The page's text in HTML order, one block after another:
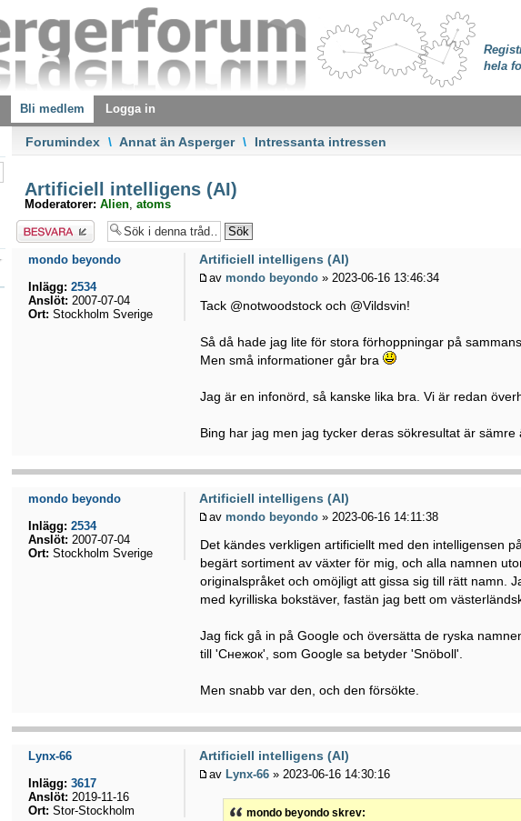
hela
Bli medlem Logga in
Forumindex \ Annat än Asperger \ Intressanta intressen
Artificiell intelligens (AI)
Moderatorer: Alien, atoms
Besvara
Artificiell intelligens (AI)
avmondo beyondo » 2023-06-16 13:46:34
Tack @notwoodstock och @Vildsvin!
Så då hade jag lite för stora förhoppningar på
Men små informationer går bra
Jag är en infonörd, så kanske lika bra. Vi är redan
Bing har jag men jag tycker deras sökresultat är sämre
mondo beyondo
Inlägg: 2534
Anslöt: 2007-07-04
Ort: Stockholm Sverige
Artificiell intelligens (AI)
avmondo beyondo » 2023-06-16 14:11:38
Det kändes verkligen artificiellt med den intelligensen
begärt sortiment av växter för mig, och alla namnen
originalspråket och omöjligt att gissa sig till rätt namn.
med kyrilliska bokstäver, fastän jag bett om
Jag fick gå in på Google och översätta de ryska
till 'Снежок', som Google sa betyder 'Snöboll'.
Men snabb var den, och den försökte.
mondo beyondo
Inlägg: 2534
Anslöt: 2007-07-04
Ort: Stockholm Sverige
Artificiell intelligens (AI)
avLynx-66 » 2023-06-16 14:30:16
mondo beyondo skrev:
Lynx-66
Inlägg: 3617
Anslöt: 2019-11-16
Ort: Stor-Stockholm